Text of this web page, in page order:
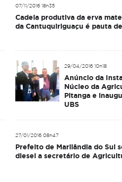
07/11/2016 18h35
Cadeia produtiva da erva
da Cantuquiriguaçu é pauta
29/04/2016 10h18
Anúncio da
Núcleo da
Pitanga e
UBS
27/01/2016 08h47
Prefeito de Marilândia do Sul
diesel a secretário de